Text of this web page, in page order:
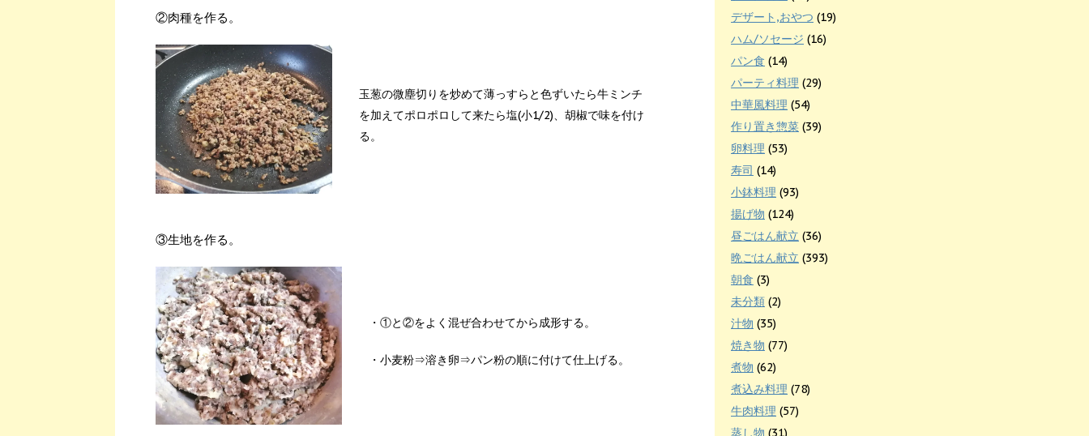
②肉種を作る。
玉葱の微塵切りを炒めて薄っすらと色ずいたら牛ミンチ
を加えてポロポロして来たら塩(小1/2)、胡椒で味を付け
る。
③生地を作る。
・①と②をよく混ぜ合わせてから成形する。
・小麦粉⇒溶き卵⇒パン粉の順に付けて仕上げる。
デザート,おやつ (19)
ハム/ソセージ (16)
パン食 (14)
パーティ料理 (29)
中華風料理 (54)
作り置き惣菜 (39)
卵料理 (53)
寿司 (14)
小鉢料理 (93)
揚げ物 (124)
昼ごはん献立 (36)
晩ごはん献立 (393)
朝食 (3)
未分類 (2)
汁物 (35)
焼き物 (77)
煮物 (62)
煮込み料理 (78)
牛肉料理 (57)
蒸し物 (31)